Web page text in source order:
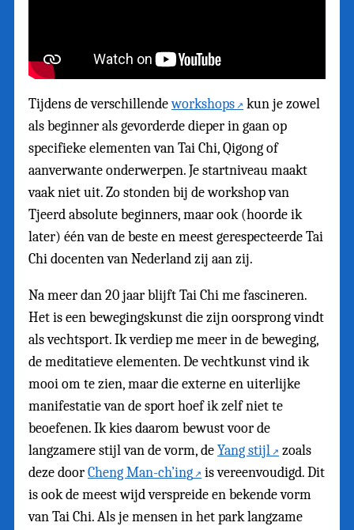
Tijdens de verschillendeworkshops
kun je zowel
als beginner als gevorderde dieper in gaan op
specifieke elementen van Tai Chi, Qigong of
aanverwante onderwerpen. Je startniveau maakt
vaak niet uit. Zo stonden bij de workshop van
Tjeerd absolute beginners, maar ook (hoorde ik
later) één van de beste en meest gerespecteerde Tai
Chi docenten van Nederland zij aan zij.
Na meer dan 20 jaar blijft Tai Chi me fascineren.
Het is een bewegingskunst die zijn oorsprong vindt
als vechtsport. Ik verdiep me meer in de beweging,
de meditatieve elementen. De vechtkunst vind ik
mooi om te zien, maar die externe en uiterlijke
manifestatie van de sport hoef ik zelf niet te
beoefenen. Ik kies daarom bewust voor de
langzamere stijl van de vorm, deYang stijl
zoals
deze doorCheng Man-ch’ing
is vereenvoudigd. Dit
is ook de meest wijd verspreide en bekende vorm
van Tai Chi. Als je mensen in het park langzame